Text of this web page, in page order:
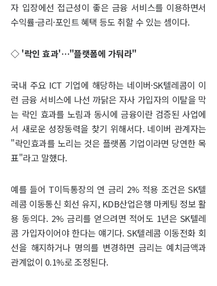
자 입장에선 접근성이 좋은 금융 서비스를 이용하면서
수익률·금리·포인트 혜택 등도 취할 수 있는 셈이다.
◇ '락인 효과'…"플랫폼에 가둬라"
국내 주요 ICT 기업에 해당하는 네이버·SK텔레콤이 이
런 금융 서비스에 나선 까닭은 자사 가입자의 이탈을 막
는 락인 효과를 노림과 동시에 금융이란 검증된 사업에
서 새로운 성장동력을 찾기 위해서다. 네이버 관계자는
"락인효과를 노리는 것은 플랫폼 기업이라면 당연한 목
표"라고 말했다.
예를 들어 T이득통장의 연 금리 2% 적용 조건은 SK텔
레콤 이동통신 회선 유지, KDB산업은행 마케팅 정보 활
용 동의다. 2% 금리를 얻으려면 적어도 1년은 SK텔레
콤 가입자이어야 한다는 얘기다. SK텔레콤 이동전화 회
선을 해지하거나 명의를 변경하면 금리는 예치금액과
관계없이 0.1%로 조정된다.